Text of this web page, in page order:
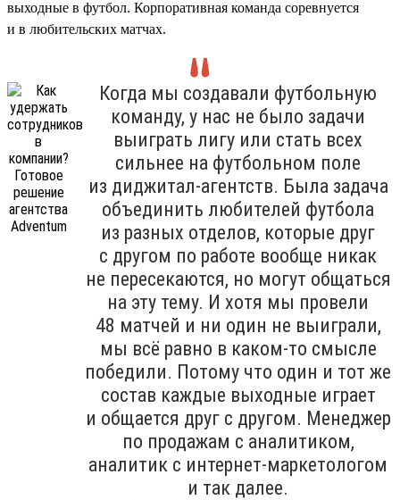
выходные в футбол. Корпоративная команда соревнуется
и в любительских матчах.
Когда мы создавали футбольную
команду, у нас не было задачи
выиграть лигу или стать всех
сильнее на футбольном поле
из диджитал-агентств. Была задача
объединить любителей футбола
из разных отделов, которые друг
с другом по работе вообще никак
не пересекаются, но могут общаться
на эту тему. И хотя мы провели
48 матчей и ни один не выиграли,
мы всё равно в каком-то смысле
победили. Потому что один и тот же
состав каждые выходные играет
и общается друг с другом. Менеджер
по продажам с аналитиком,
аналитик с интернет-маркетологом
и так далее.